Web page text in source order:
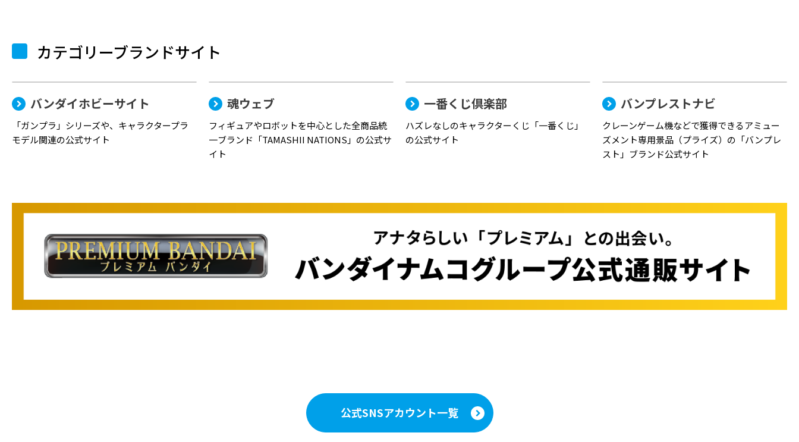
カテゴリーブランドサイト
バンダイホビーサイト
「ガンプラ」シリーズや、キャラクタープラ
モデル関連の公式サイト
魂ウェブ
フィギュアやロボットを中心とした全商品統
一ブランド「TAMASHII NATIONS」の公式サ
イト
一番くじ倶楽部
ハズレなしのキャラクターくじ「一番くじ」
の公式サイト
バンプレストナビ
クレーンゲーム機などで獲得できるアミュー
ズメント専用景品（プライズ）の「バンプレ
スト」ブランド公式サイト
公式SNSアカウント一覧